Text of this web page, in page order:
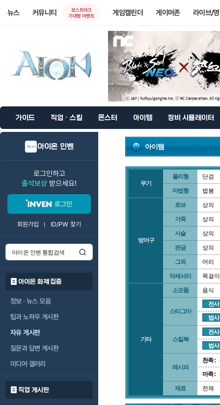
뉴스 커뮤니티
로스트아크
기대평 이벤트
게임캘린더 게이머존 라이브/
가이드 직업 · 스킬 몬스터 아이템 장비 시뮬레이터
아이온 인벤
로그인하고
출석보상 받으세요!
로그인
회원가입 ID/PW 찾기
아이온 화제 집중
정보 · 뉴스 모음
팁과 노하우 게시판
자유 게시판
질문과 답변 게시판
미디어 갤러리
직업 게시판
아이템
무기
물리형 단검
마법형 법봉
방어구
로브 상의
가죽 상의
사슬 상의
판금 상의
그외 머리
악세서리 목걸이
기타
소모품 음식
스티그마
전사
법사
스킬북
전사
법사
레시피
천족 :
마족 :
재료 전체